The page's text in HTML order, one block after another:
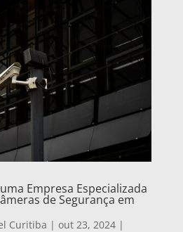
Empresa Especializada
de Segurança em
Curitiba | out 23, 2024|